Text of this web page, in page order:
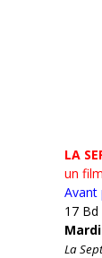
LA
un
Avant
17
La